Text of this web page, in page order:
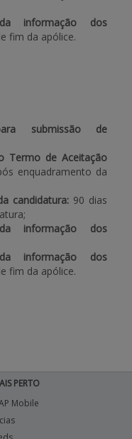
informação dos
fim da apólice.
submissão de
Termo de Aceitação
enquadramento da
candidatura:90 dias
informação dos
informação dos
fim da apólice.
PERTO
Mobile